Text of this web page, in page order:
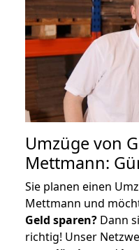
Umzüge von
Mettmann:
Sie planen einen
Mettmann und
Geld sparen? Dann
richtig! Unser